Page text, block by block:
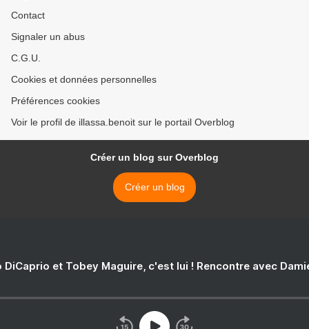
Contact
Signaler un abus
C.G.U.
Cookies et données personnelles
Préférences cookies
Voir le profil de illassa.benoit sur le portail Overblog
Créer un blog sur Overblog
Créer un blog
DiCaprio et Tobey Maguire, c'est lui ! Rencontre avec